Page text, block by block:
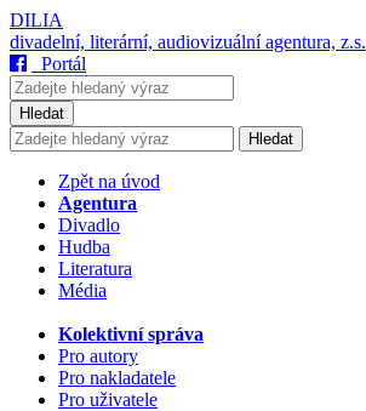
DILIA
divadelní, literární, audiovizuální agentura, z.s.
Portál
Hledat
Hledat
Zpět na úvod
Agentura
Divadlo
Hudba
Literatura
Média
Kolektivní správa
Pro autory
Pro nakladatele
Pro uživatele